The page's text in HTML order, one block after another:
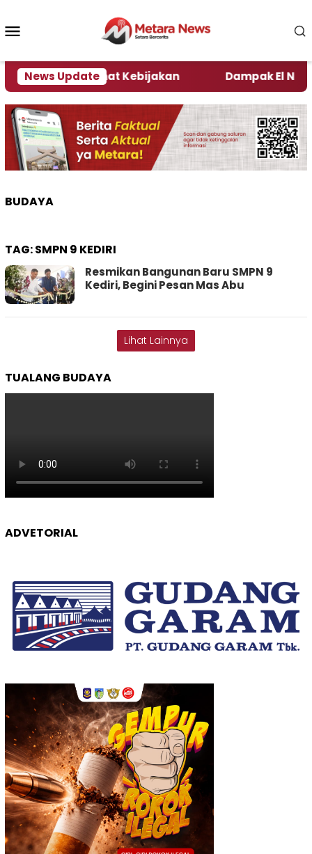
konten
News Update
Kata Pengamat Kebijakan Dampak El Nino,
BUDAYA
TAG:SMPN 9 KEDIRI
Resmikan Bangunan Baru SMPN 9
Kediri, Begini Pesan Mas Abu
Lihat Lainnya
TUALANG BUDAYA
ADVETORIAL